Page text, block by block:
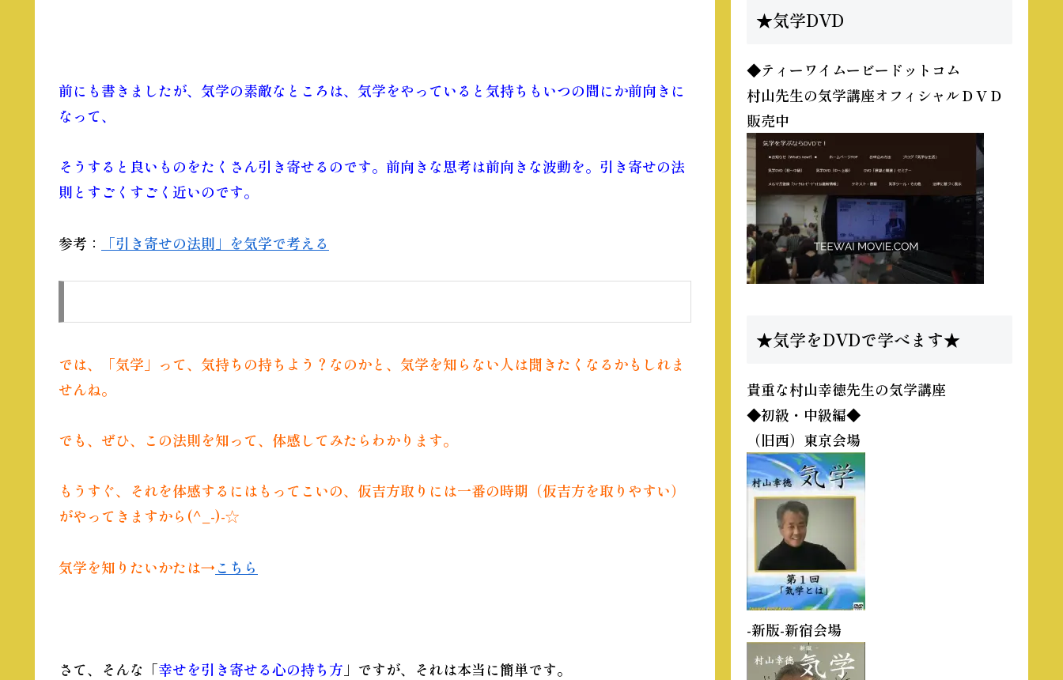
前にも書きましたが、気学の素敵なところは、気学をやっていると気持ちもいつの間にか前向きに
なって、
そうすると良いものをたくさん引き寄せるのです。前向きな思考は前向きな波動を。引き寄せの法
則とすごくすごく近いのです。
参考： 「引き寄せの法則」を気学で考える
では、「気学 」って、気持ちの持ちよう？なのかと、 気学を知らない人は聞きたくなるかもしれま
せんね。
でも、ぜひ、この法則を知って、体感してみたらわかります。
もうすぐ、それを体感するにはもってこいの、 仮吉方取り には一番の時期（仮吉方を取りやすい）
がやってきますから(^_-)-☆
気学を知りたいかたは→こちら
さて、そんな「幸せを引き寄せる心の持ち方 」ですが、それは本当に簡単です。
★気学DVD
◆ティーワイムービードットコム
村山先生の気学講座オフィシャルＤＶＤ
販売中
★気学をDVDで学べます★
貴重な村山幸徳先生の気学講座
◆初級・中級編◆
（旧西）東京会場
-新版-新宿会場